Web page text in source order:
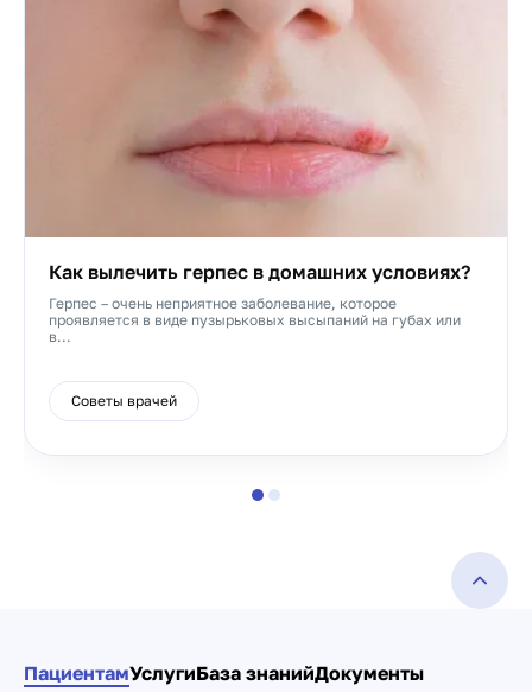
Как вылечить герпес в домашних условиях?
Герпес – очень неприятное заболевание, которое
проявляется в виде пузырьковых высыпаний на губах или
в...
Советы врачей
ПациентамУслугиБаза знанийДокументы